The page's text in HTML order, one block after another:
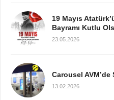
19 Mayıs
Bayramı Kutlu
23.05.2026
Carousel
13.02.2026